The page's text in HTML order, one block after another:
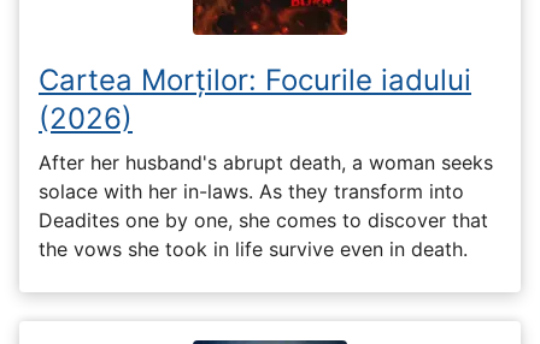
Cartea Morților: Focurile iadului
(2026)
After her husband's abrupt death, a woman seeks
solace with her in-laws. As they transform into
Deadites one by one, she comes to discover that
the vows she took in life survive even in death.